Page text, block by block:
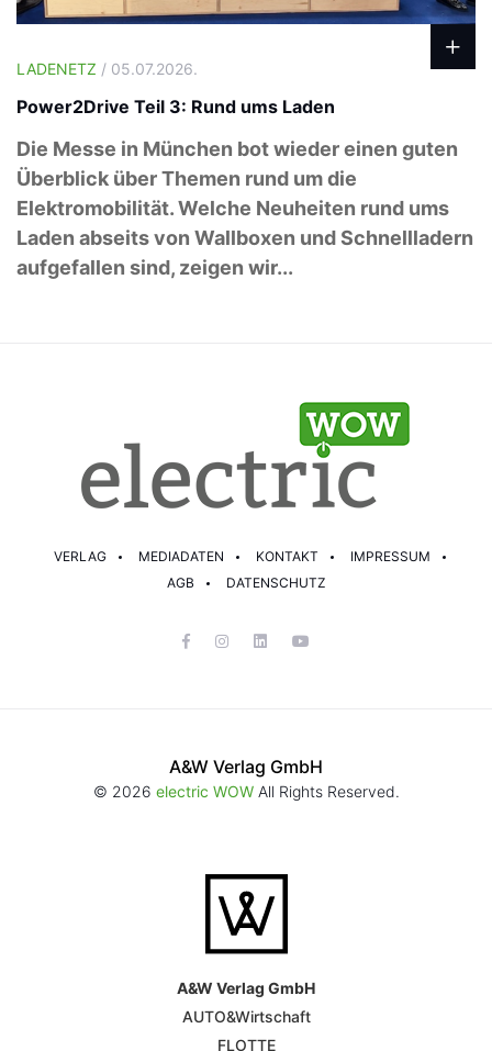
LADENETZ / 05.07.2026.
Power2Drive Teil 3: Rund ums Laden
Die Messe in München bot wieder einen guten
Überblick über Themen rund um die
Elektromobilität. Welche Neuheiten rund ums
Laden abseits von Wallboxen und Schnellladern
aufgefallen sind, zeigen wir...
VERLAG MEDIADATEN KONTAKT
IMPRESSUM
AGB
DATENSCHUTZ
A&W Verlag GmbH
© 2026 electric WOWAll Rights Reserved.
A&W Verlag GmbH
AUTO&Wirtschaft
FLOTTE